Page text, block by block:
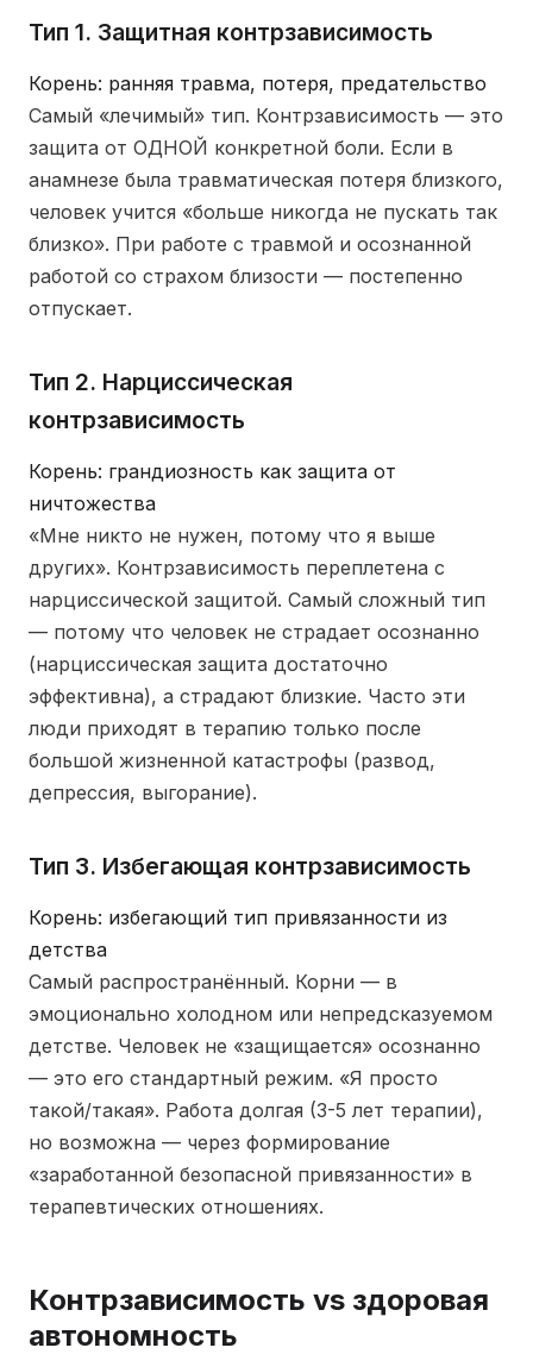
Тип 1. Защитная контрзависимость
Корень: ранняя травма, потеря, предательство
Самый «лечимый» тип. Контрзависимость — это
защита от ОДНОЙ конкретной боли. Если в
анамнезе была травматическая потеря близкого,
человек учится «больше никогда не пускать так
близко». При работе с травмой и осознанной
работой со страхом близости — постепенно
отпускает.
Тип 2. Нарциссическая
контрзависимость
Корень: грандиозность как защита от
ничтожества
«Мне никто не нужен, потому что я выше
других». Контрзависимость переплетена с
нарциссической защитой. Самый сложный тип
— потому что человек не страдает осознанно
(нарциссическая защита достаточно
эффективна), а страдают близкие. Часто эти
люди приходят в терапию только после
большой жизненной катастрофы (развод,
депрессия, выгорание).
Тип 3. Избегающая контрзависимость
Корень: избегающий тип привязанности из
детства
Самый распространённый. Корни — в
эмоционально холодном или непредсказуемом
детстве. Человек не «защищается» осознанно
— это его стандартный режим. «Я просто
такой/такая». Работа долгая (3-5 лет терапии),
но возможна — через формирование
«заработанной безопасной привязанности» в
терапевтических отношениях.
Контрзависимость vs здоровая
автономность